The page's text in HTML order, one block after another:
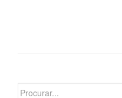
Search